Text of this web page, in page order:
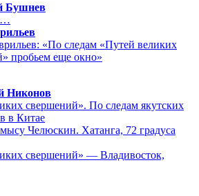
Бушнев
«По следам «Путей великих
пробьем еще окно»
Никонов
свершений». По следам якутских
в Китае
Челюскин. Хатанга, 72 градуса
свершений» — Владивосток,